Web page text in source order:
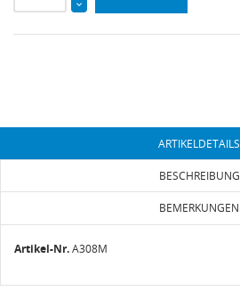
ARTIKELDETAILS
BESCHREIBUNG
BEMERKUNGEN
Artikel-Nr.A308M